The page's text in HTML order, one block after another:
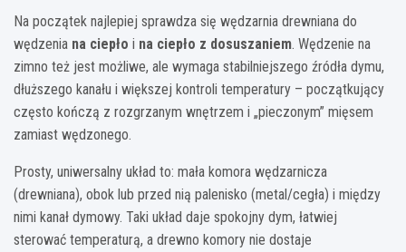
Na początek najlepiej sprawdza się wędzarnia drewniana do
wędzenia na ciepło i na ciepło z dosuszaniem. Wędzenie na
zimno też jest możliwe, ale wymaga stabilniejszego źródła dymu,
dłuższego kanału i większej kontroli temperatury – początkujący
często kończą z rozgrzanym wnętrzem i „pieczonym” mięsem
zamiast wędzonego.
Prosty, uniwersalny układ to: mała komora wędzarnicza
(drewniana), obok lub przed nią palenisko (metal/cegła) i między
nimi kanał dymowy. Taki układ daje spokojny dym, łatwiej
sterować temperaturą, a drewno komory nie dostaje